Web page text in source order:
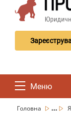
Меню
Головна ...